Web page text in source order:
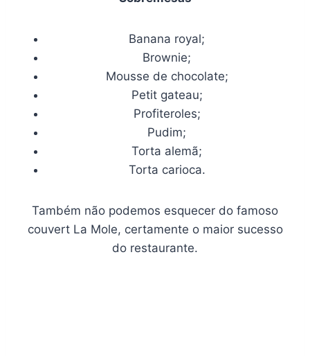
Banana royal;
Brownie;
Mousse de chocolate;
Petit gateau;
Profiteroles;
Pudim;
Torta alemã;
Torta carioca.
Também não podemos esquecer do famoso
couvert La Mole, certamente o maior sucesso
do restaurante.